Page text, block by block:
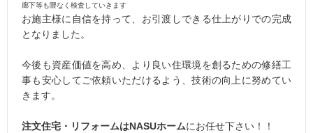
廊下等も隈なく検査していきます
お施主様に自信を持って、お引渡しできる仕上がりでの完成
となりました。
今後も資産価値を高め、より良い住環境を創るための修繕工
事も安心してご依頼いただけるよう、技術の向上に努めてい
きます。
注文住宅・リフォームはNASUホームにお任せ下さい！！